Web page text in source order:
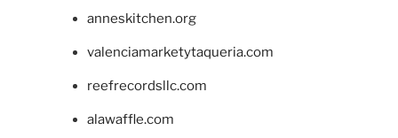
anneskitchen.org
valenciamarketytaqueria.com
reefrecordsllc.com
alawaffle.com